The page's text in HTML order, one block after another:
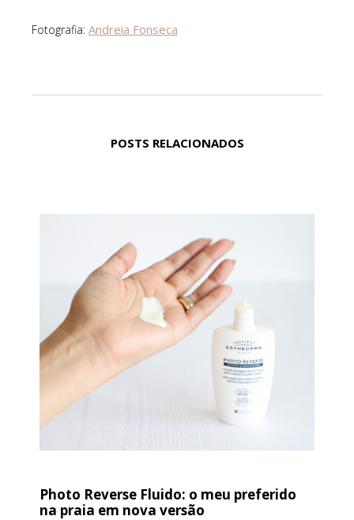
Fotografia: Andreia Fonseca
POSTS RELACIONADOS
Photo Reverse Fluido: o meu preferido
na praia em nova versão